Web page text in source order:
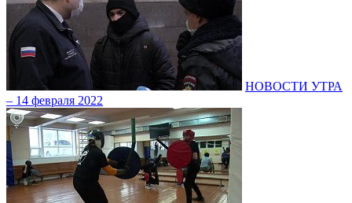
НОВОСТИ УТРА
– 14 февраля 2022